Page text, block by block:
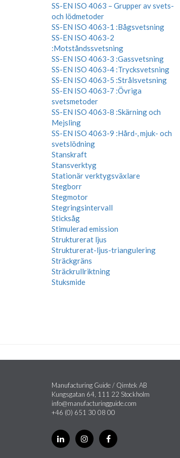
SS-EN ISO 4063 – Grupper av svets-
och lödmetoder
SS-EN ISO 4063-1 :Bågsvetsning
SS-EN ISO 4063-2
:Motståndssvetsning
SS-EN ISO 4063-3 :Gassvetsning
SS-EN ISO 4063-4 :Trycksvetsning
SS-EN ISO 4063-5 :Strålsvetsning
SS-EN ISO 4063-7 :Övriga
svetsmetoder
SS-EN ISO 4063-8 :Skärning och
Mejsling
SS-EN ISO 4063-9 :Hård-, mjuk- och
svetslödning
Stanskraft
Stansverktyg
Stationär verktygsväxlare
Stegborr
Stegmotor
Stegringsintervall
Sticksåg
Stimulerad emission
Strukturerat ljus
Strukturerat-ljus-triangulering
Sträckgräns
Sträckrullriktning
Stuksmide
Manufacturing Guide / Qimtek AB
Kungsgatan 64, 111 22 Stockholm
info@manufacturingguide.com
+46 (0) 651 30 08 00